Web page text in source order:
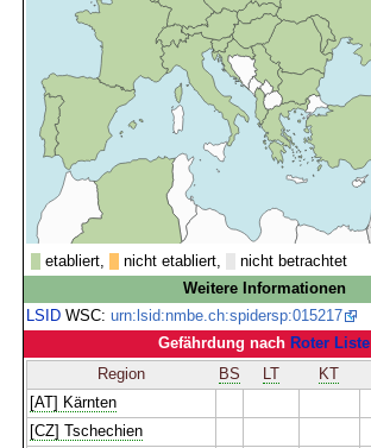
etabliert, nicht etabliert,
nicht betrachtet
Weitere Informationen
LSID WSC:urn:lsid:nmbe.ch:spidersp:015217
Gefährdung nach Roter Liste
Region
BS LT KT
[AT] Kärnten
[CZ] Tschechien